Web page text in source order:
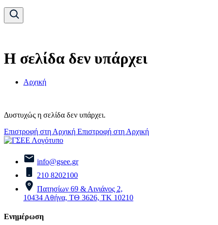
Η σελίδα δεν υπάρχει
Αρχική
Δυστυχώς η σελίδα δεν υπάρχει.
Επιστροφή στη Αρχική Επιστροφή στη Αρχική
info@gsee.gr
210 8202100
Πατησίων 69 & Αινιάνος 2,
10434 Αθήνα, ΤΘ 3626, ΤΚ 10210
Ενημέρωση